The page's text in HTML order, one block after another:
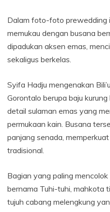
Dalam foto-foto prewedding
memukau dengan busana
dipadukan aksen emas,
sekaligus berkelas.
Syifa Hadju mengenakan
Gorontalo berupa baju
detail sulaman emas yang
permukaan kain. Busana
panjang senada,
tradisional.
Bagian yang paling
bernama Tuhi-tuhi, mahkota
tujuh cabang melengkung